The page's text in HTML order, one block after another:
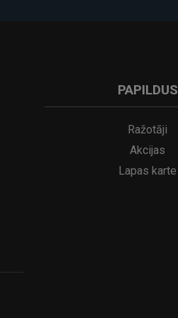
29.95€
PAPILDUS
Ražotāji
Akcijas
Lapas karte